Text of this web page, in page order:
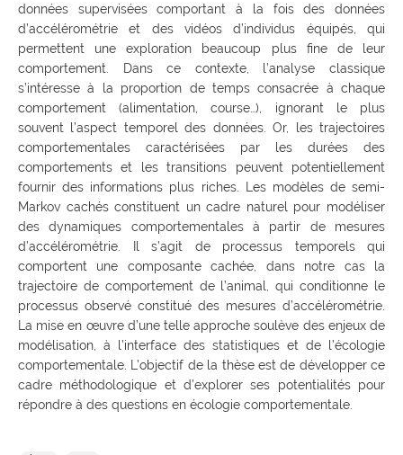
données supervisées comportant à la fois des données
d’accélérométrie et des vidéos d’individus équipés, qui
permettent une exploration beaucoup plus fine de leur
comportement. Dans ce contexte, l’analyse classique
s’intéresse à la proportion de temps consacrée à chaque
comportement (alimentation, course…), ignorant le plus
souvent l’aspect temporel des données. Or, les trajectoires
comportementales caractérisées par les durées des
comportements et les transitions peuvent potentiellement
fournir des informations plus riches. Les modèles de semi-
Markov cachés constituent un cadre naturel pour modéliser
des dynamiques comportementales à partir de mesures
d’accélérométrie. Il s’agit de processus temporels qui
comportent une composante cachée, dans notre cas la
trajectoire de comportement de l’animal, qui conditionne le
processus observé constitué des mesures d’accélérométrie.
La mise en œuvre d’une telle approche soulève des enjeux de
modélisation, à l’interface des statistiques et de l’écologie
comportementale. L’objectif de la thèse est de développer ce
cadre méthodologique et d’explorer ses potentialités pour
répondre à des questions en écologie comportementale.